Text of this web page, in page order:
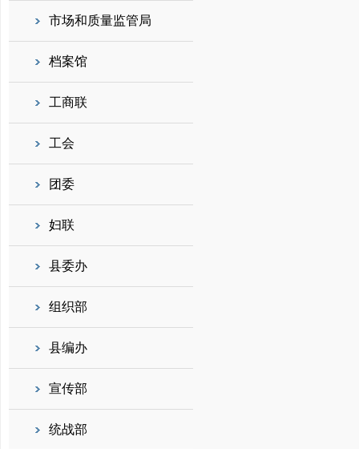
市场和质量监管局
档案馆
工商联
工会
团委
妇联
县委办
组织部
县编办
宣传部
统战部